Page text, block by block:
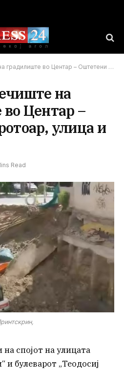
во Центар – Оштетени тротоар, улица и автомобил
на
Центар –
улица и
Read
спојот на улицата
и булеварот „Теодосиј